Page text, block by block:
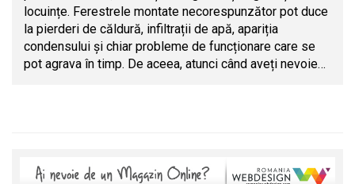
locuințe. Ferestrele montate necorespunzător pot duce
la pierderi de căldură, infiltrații de apă, apariția
condensului și chiar probleme de funcționare care se
pot agrava în timp. De aceea, atunci când aveți nevoie…